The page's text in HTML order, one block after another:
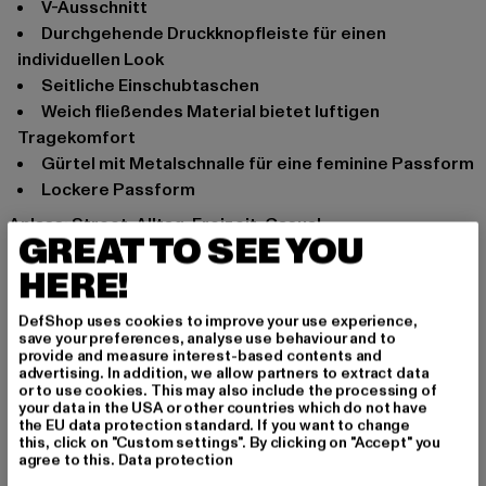
V-Ausschnitt
Durchgehende Druckknopfleiste für einen
individuellen Look
Seitliche Einschubtaschen
Weich fließendes Material bietet luftigen
Tragekomfort
Gürtel mit Metalschnalle für eine feminine Passform
Lockere Passform
Anlass: Street, Alltag, Freizeit, Casual
Ausschnitt: V-Ausschnitt
Schnitt: Normal
Marke: Urban Classics
Kat.: Jumpsuits
Farbe: bunt
Hersteller Farbe: blackfruity
Materialzusammensetzung: 100% Viskose
Art.Nr: TB4096-03665
GREAT TO SEE YOU
HERE!
DefShop uses cookies to improve your use experience,
save your preferences, analyse use behaviour and to
provide and measure interest-based contents and
advertising. In addition, we allow partners to extract data
or to use cookies. This may also include the processing of
your data in the USA or other countries which do not have
the EU data protection standard. If you want to change
this, click on "Custom settings". By clicking on "Accept" you
agree to this. Data protection